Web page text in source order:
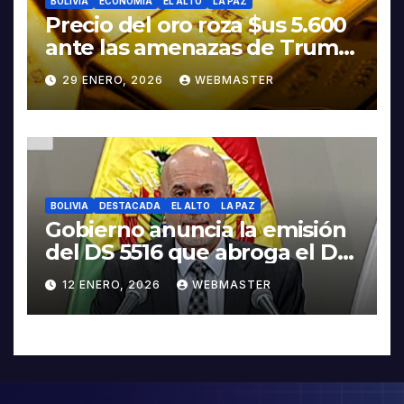
Precio del oro roza $us 5.600
ante las amenazas de Trump
contra Irán
29 ENERO, 2026 WEBMASTER
BOLIVIA DESTACADA EL ALTO LA PAZ
Gobierno anuncia la emisión
del DS 5516 que abroga el DS
5503
12 ENERO, 2026 WEBMASTER